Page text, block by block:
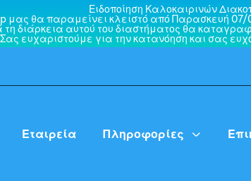
Ειδοποίηση Καλοκαιρινών
μας θα παραμείνει κλειστό από Παρασκευή
διάρκεια αυτού του διαστήματος θα
Σας ευχαριστούμε για την κατανόηση και σας
Εταιρεία Πληροφορίες